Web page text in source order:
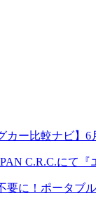
カー比較ナビ】
C.R.C.にて
要に！ポータブ